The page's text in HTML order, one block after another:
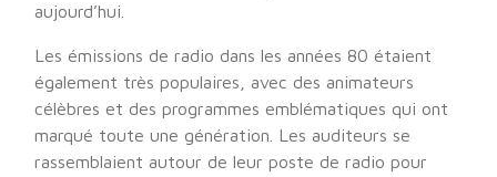
aujourd’hui.
Les émissions de radio dans les années 80 étaient
également très populaires, avec des animateurs
célèbres et des programmes emblématiques qui ont
marqué toute une génération. Les auditeurs se
rassemblaient autour de leur poste de radio pour